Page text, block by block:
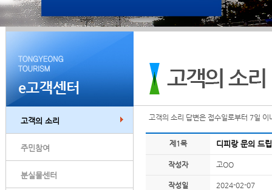
고객의 소리
주민참여
분실물센터
고객의 소리 답변은 접수일로부터 7일
제1목 디피랑 문의 드
작성자 고OO
작성일 2024-02-07